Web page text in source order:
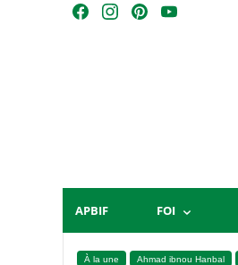
Skip
m
t
Y
APBIF FOI
À la une Ahmad ibnou Hanbal